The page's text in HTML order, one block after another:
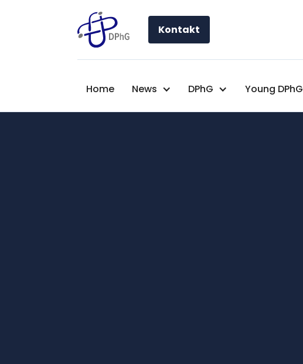
Kontakt
Home News DPhG Young DPhG